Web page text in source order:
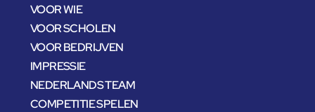
VOOR WIE
VOOR SCHOLEN
VOOR BEDRIJVEN
IMPRESSIE
NEDERLANDS TEAM
COMPETITIE SPELEN